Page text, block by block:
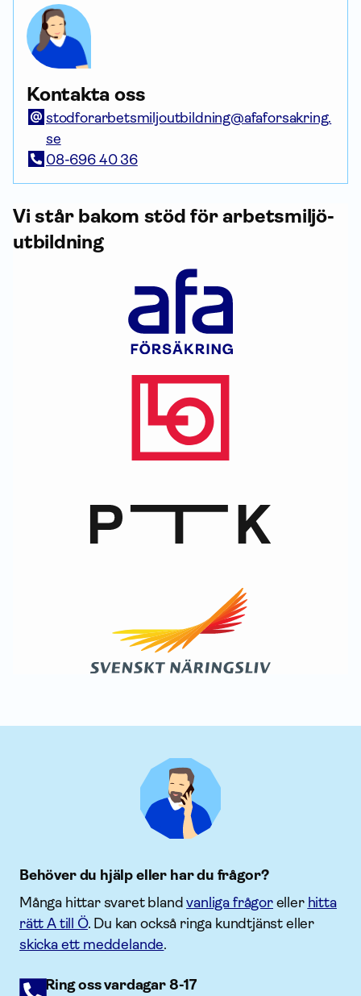
Kontakta oss
stodforarbetsmiljoutbildning@afaforsakring.
se
08-696 40 36
Vi står bakom stöd för arbets­miljö­
utbildning
Behöver du hjälp eller har du frågor?
Många hittar svaret blandvanliga frågoreller hitta
rätt A till Ö. Du kan också ringa kundtjänst eller
skicka ett meddelande.
Ring oss vardagar 8-17